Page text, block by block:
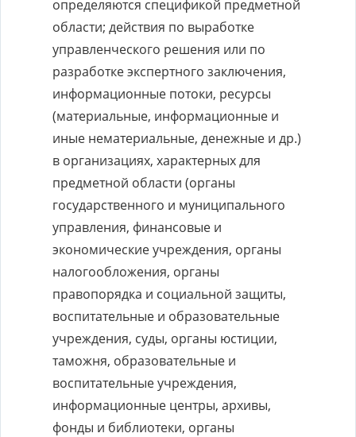
определяются спецификой предметной
области; действия по выработке
управленческого решения или по
разработке экспертного заключения,
информационные потоки, ресурсы
(материальные, информационные и
иные нематериальные, денежные и др.)
в организациях, характерных для
предметной области (органы
государственного и муниципального
управления, финансовые и
экономические учреждения, органы
налогообложения, органы
правопорядка и социальной защиты,
воспитательные и образовательные
учреждения, суды, органы юстиции,
таможня, образовательные и
воспитательные учреждения,
информационные центры, архивы,
фонды и библиотеки, органы